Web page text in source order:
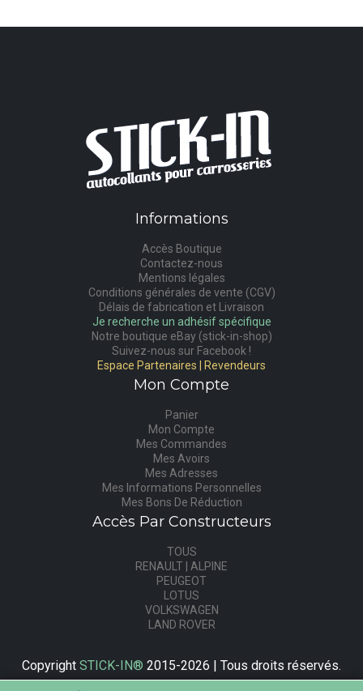
Informations
Accès Boutique
Contactez-nous
Mentions légales
Conditions générales de vente (CGV)
Délais de fabrication et Livraison
Je recherche un adhésif spécifique
Notre boutique eBay (stick-in-shop)
Suivez-nous sur Facebook !
Espace Partenaires | Revendeurs
Mon Compte
Panier
Mon Compte
Mes Commandes
Mes Avoirs
Mes Adresses
Mes Informations Personnelles
Mes Bons De Réduction
Accès Par Constructeurs
TOUS
RENAULT | ALPINE
PEUGEOT
LOTUS
VOLKSWAGEN
LAND ROVER
Copyright STICK-IN® 2015-2026 | Tous droits réservés.